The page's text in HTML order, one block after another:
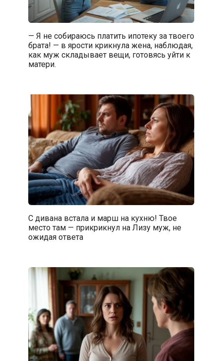
— Я не собираюсь платить ипотеку за твоего
брата! — в ярости крикнула жена, наблюдая,
как муж складывает вещи, готовясь уйти к
матери.
С дивана встала и марш на кухню! Твое
место там — прикрикнул на Лизу муж, не
ожидая ответа